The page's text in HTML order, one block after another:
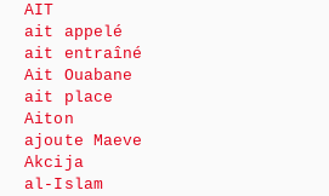
AIT
ait appelé
ait entraîné
Ait Ouabane
ait place
Aiton
ajoute Maeve
Akcija
al-Islam